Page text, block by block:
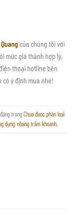
của chúng tôi với
mức giá thành hợp lý,
thoại hotline bên
ý định mua nhé!
trongChưa được phân loại
dụng,nhang trầm khoanh.